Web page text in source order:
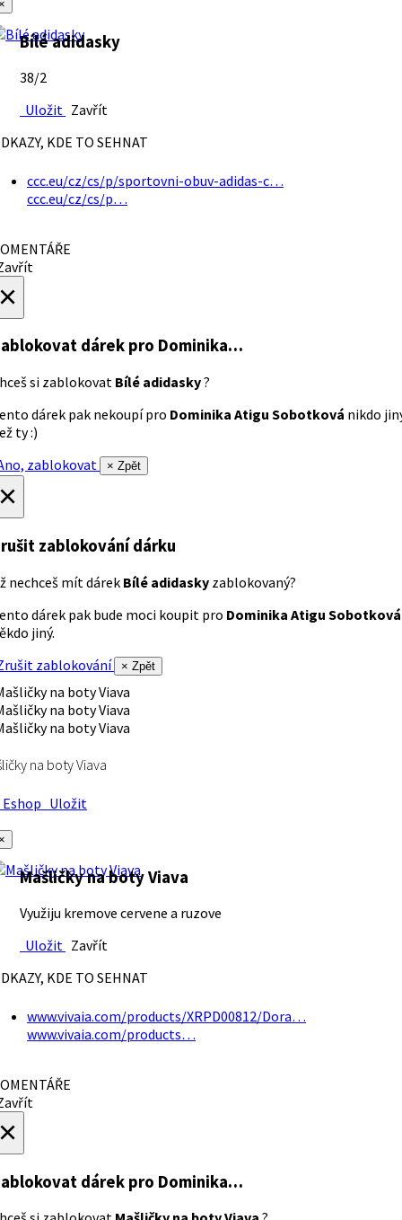
Bílé adidasky
38/2
Uložit Zavřít
KDE TO SEHNAT
ccc.eu/cz/cs/p/sportovni-obuv-adidas-c…
ccc.eu/cz/cs/p…
dárek pro Dominika…
si zablokovat Bílé adidasky?
dárek pak nekoupí pro Dominika Atigu Sobotková nikdo
ty :)
zablokovat
× Zpět
zablokování dárku
nechceš mít dárek Bílé adidasky zablokovaný?
dárek pak bude moci koupit pro Dominika Atigu Sobotková
jiný.
zablokování
× Zpět
na boty Viava
Uložit
Mašličky na boty Viava
Využiju kremove cervene a ruzove
Uložit Zavřít
KDE TO SEHNAT
www.vivaia.com/products/XRPD00812/Dora…
www.vivaia.com/products…
dárek pro Dominika…